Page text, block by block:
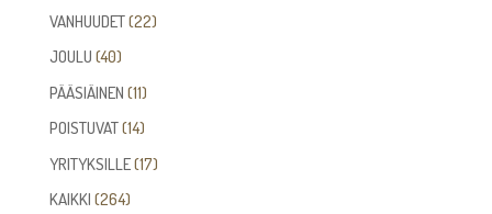
tuotetta
VANHUUDET 2222
JOULU 4040
tuotetta
PÄÄSIÄINEN 1111
tuotetta
POISTUVAT 1414
tuotetta
YRITYKSILLE 1717
KAIKKI 264264